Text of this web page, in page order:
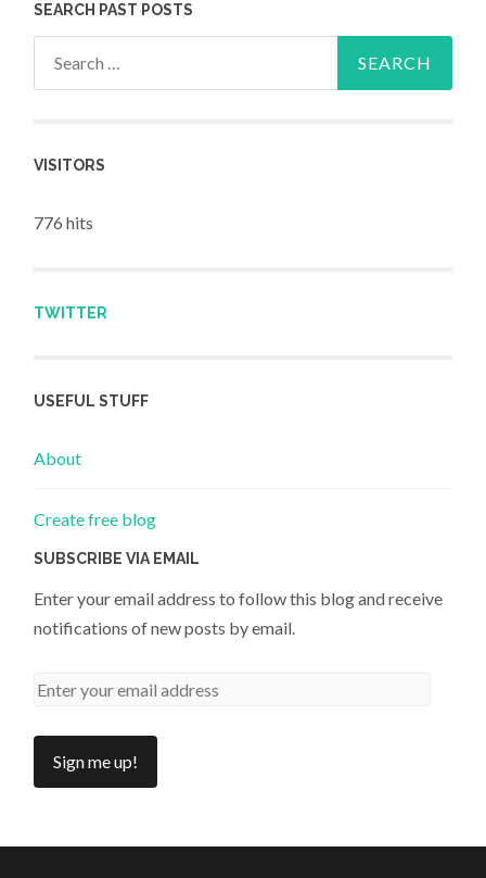
SEARCH PAST POSTS
VISITORS
776 hits
TWITTER
USEFUL STUFF
About
Create free blog
SUBSCRIBE VIA EMAIL
Enter your email address to follow this blog and receive
notifications of new posts by email.